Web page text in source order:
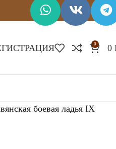
0 0
боевая ладья IX